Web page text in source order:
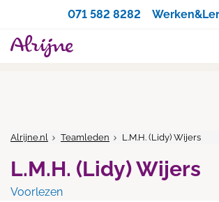
071 582 8282
Alrijne.nl Teamleden L.M.H. (Lidy) Wijers
L.M.H. (Lidy) Wijers
Voorlezen